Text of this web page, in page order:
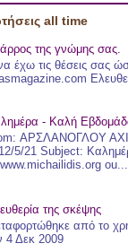
all time
της γνώμης σας.
έχω τις θέσεις σας
- Καλή
ΑΡΣΛΑΝΟΓΛΟΥ
5/21 Subject:
www.michailidis.org ou...
της σκέψης
από το
4 Δεκ 2009